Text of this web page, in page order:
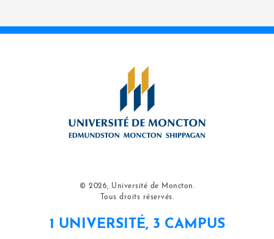
© 2026, Université de Moncton.
Tous droits réservés.
1 UNIVERSITÉ, 3 CAMPUS